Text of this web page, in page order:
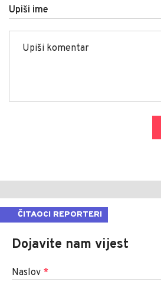
Upiši ime
ČITAOCI REPORTERI
Dojavite nam vijest
Naslov *